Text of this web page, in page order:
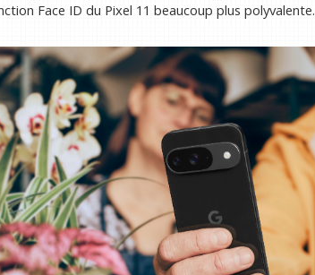
Face ID du Pixel 11 beaucoup plus polyvalente.